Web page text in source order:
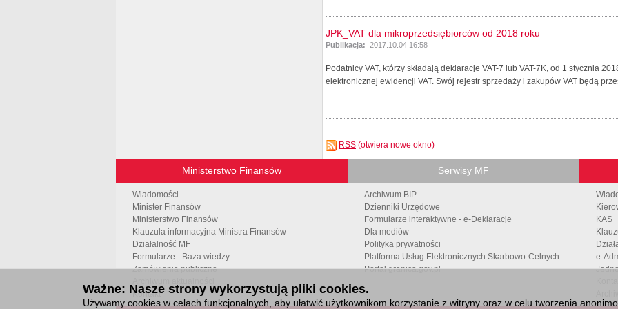
JPK_VAT dla mikroprzedsiębiorców od 2018 roku
Publikacja: 2017.10.04 16:58
Podatnicy VAT, którzy składają deklaracje VAT-7 lub VAT-7K, od 1 stycznia
elektronicznej ewidencji VAT. Swój rejestr sprzedaży i zakupów VAT będą
RSS (otwiera nowe okno)
Ministerstwo Finansów
Wiadomości
Minister Finansów
Ministerstwo Finansów
Klauzula informacyjna Ministra Finansów
Działalność MF
Formularze - Baza wiedzy
Zamówienia publiczne
Kontakt
Serwisy MF
Archiwum BIP
Dzienniki Urzędowe
Formularze interaktywne - e-Deklaracje
Dla mediów
Polityka prywatności
Platforma Usług Elektronicznych Skarbowo-Celnych
Portal granica.gov.pl
KAS
e-
Ważne: Nasze strony wykorzystują pliki cookies.
Używamy cookies w celach funkcjonalnych, aby ułatwić użytkownikom korzystanie z witryny oraz w celu tworzenia